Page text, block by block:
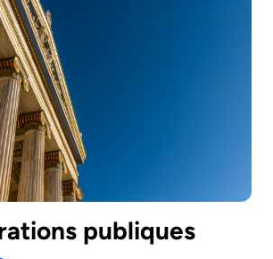
publiques